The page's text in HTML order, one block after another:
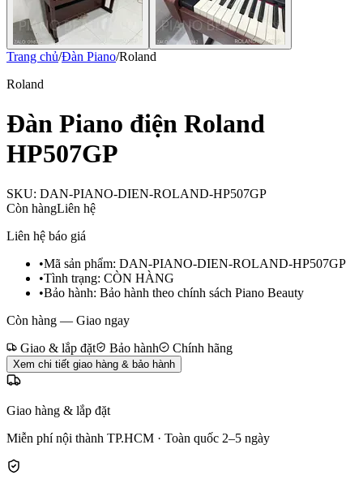
Trang chủ/Đàn Piano/Roland
Roland
Đàn Piano điện Roland
HP507GP
SKU: DAN-PIANO-DIEN-ROLAND-HP507GP
Còn hàngLiên hệ
Liên hệ báo giá
•Mã sản phẩm: DAN-PIANO-DIEN-ROLAND-HP507GP
•Tình trạng: CÒN HÀNG
•Bảo hành: Bảo hành theo chính sách Piano Beauty
Còn hàng — Giao ngay
Giao & lắp đặt
Bảo hành Chính hãng
Xem chi tiết giao hàng & bảo hành
Giao hàng & lắp đặt
Miễn phí nội thành TP.HCM · Toàn quốc 2–5 ngày